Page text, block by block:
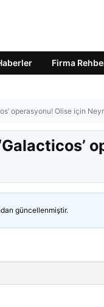
Firma
operasyonu! Olise için
güncellenmiştir.